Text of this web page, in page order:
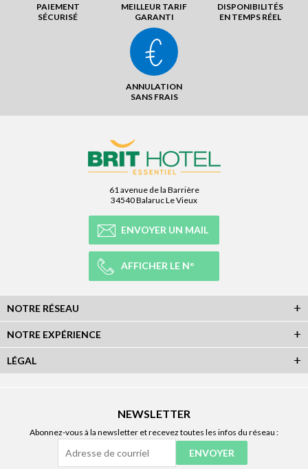
PAIEMENT
SÉCURISÉ
MEILLEUR TARIF
GARANTI
DISPONIBILITÉS
EN TEMPS RÉEL
ANNULATION
SANS FRAIS
61 avenue de la Barrière
34540 Balaruc Le Vieux
ENVOYER UN MAIL
AFFICHER LE N°
NOTRE RÉSEAU
NOTRE EXPÉRIENCE
LÉGAL
NEWSLETTER
Abonnez-vous à la newsletter et recevez toutes les infos du réseau :